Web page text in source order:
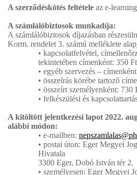
A szerződéskötés feltétele az e-
A számlálóbiztosok munkadíja:
A számlálóbiztosok díjazásban
Korm. rendelet 3. számú melléklete
• kapcsolatfelvétel,
tekintetében címenként: 350
• egyéb szervezés –
• összeírás körébe tartozó
• összeírt személyenként: 730
• felkészülési és
A kitöltött jelentkezési lapot 2022.
alábbi módon:
• e-mailben:
• postai úton: Eger Megyei
Hivatala
3300 Eger, Dobó István tér 2.
• személyesen: Eger Megyei